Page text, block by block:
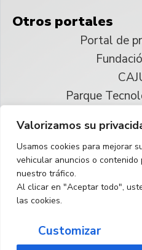
Valorizamos su
Usamos cookies para mejorar
vehicular anuncios o
nuestro tráfico.
Al clicar en "Aceptar todo",
las cookies.
Customizar
Otros portales
Portal de
Parque
Reservados
Español